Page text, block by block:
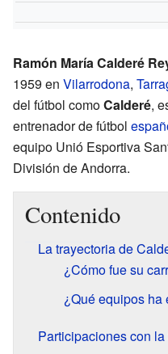
Ramón María Calderé
1959 en Vilarrodona,
del fútbol comoCalderé,
entrenador de fútbol
equipo Unió Esportiva
División de Andorra.
Contenido
La trayectoria de
¿Cómo fue su
¿Qué equipos ha
Participaciones con